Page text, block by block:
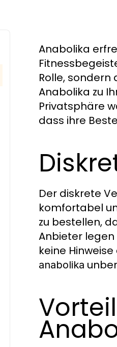
Anabolika
Rolle, sondern
Anabolika zu
Privatsphäre
dass ihre
Der diskrete
komfortabel
zu bestellen,
Anbieter
keine
anabolika